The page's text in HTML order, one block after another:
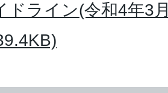
ドライン(令和4年3